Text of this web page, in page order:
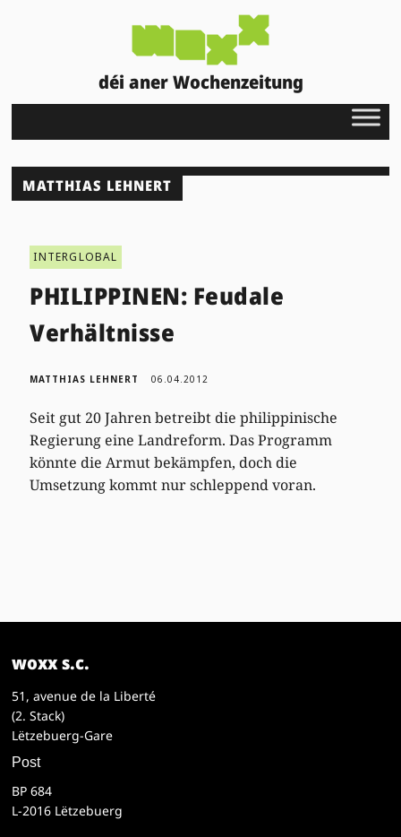
déi aner Wochenzeitung
MATTHIAS LEHNERT
INTERGLOBAL
PHILIPPINEN: Feudale
Verhältnisse
MATTHIAS LEHNERT 06.04.2012
Seit gut 20 Jahren betreibt die philippinische
Regierung eine Landreform. Das Programm
könnte die Armut bekämpfen, doch die
Umsetzung kommt nur schleppend voran.
woxx s.c.
51, avenue de la Liberté
(2. Stack)
Lëtzebuerg-Gare
Post
BP 684
L-2016 Lëtzebuerg